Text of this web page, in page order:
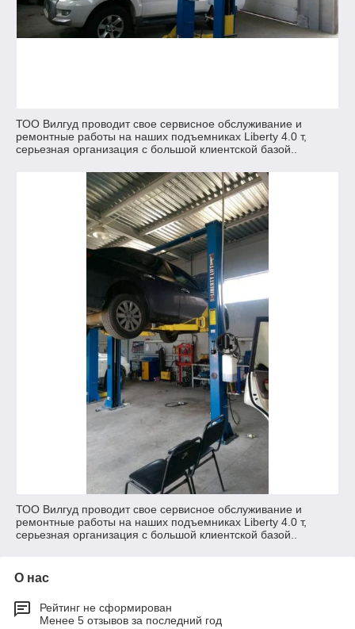
ТОО Вилгуд проводит свое сервисное обслуживание и
ремонтные работы на наших подъемниках Liberty 4.0 т,
серьезная организация с большой клиентской базой..
ТОО Вилгуд проводит свое сервисное обслуживание и
ремонтные работы на наших подъемниках Liberty 4.0 т,
серьезная организация с большой клиентской базой..
О нас
Рейтинг не сформирован
Менее 5 отзывов за последний год